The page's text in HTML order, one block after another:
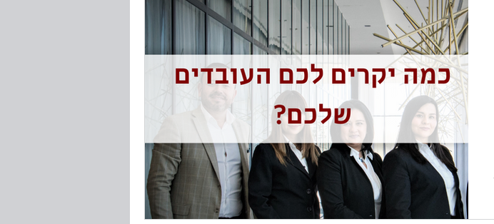
מניעת הטרדה מינית אבטחת מידע בדיקות שכר
עורך דין דיני צרכנות חוק הגנת הפרטיות
נגישות אתרים עידכוני חוקים ותקנות